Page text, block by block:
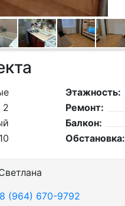
2
Этажность:
Ремонт:
Балкон:
Обстановка:
(964) 670-9792